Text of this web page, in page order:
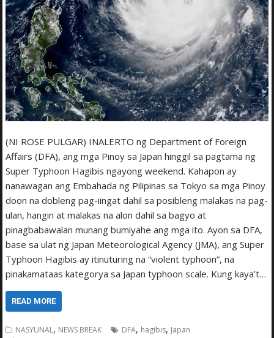
(NI ROSE PULGAR) INALERTO ng Department of Foreign
Affairs (DFA), ang mga Pinoy sa Japan hinggil sa pagtama ng
Super Typhoon Hagibis ngayong weekend. Kahapon ay
nanawagan ang Embahada ng Pilipinas sa Tokyo sa mga Pinoy
doon na dobleng pag-iingat dahil sa posibleng malakas na pag-
ulan, hangin at malakas na alon dahil sa bagyo at
pinagbabawalan munang bumiyahe ang mga ito. Ayon sa DFA,
base sa ulat ng Japan Meteorological Agency (JMA), ang Super
Typhoon Hagibis ay itinuturing na “violent typhoon”, na
pinakamataas kategorya sa Japan typhoon scale. Kung kaya’t…
READ MORE
NASYUNAL, NEWS BREAK DFA, hagibis, Japan